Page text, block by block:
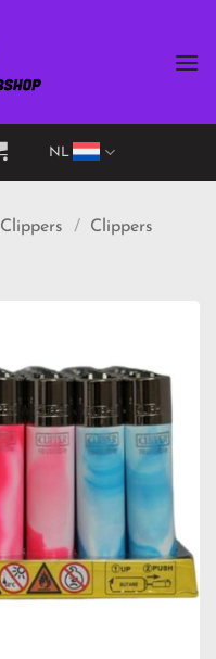
NL
Clippers /
Clippers